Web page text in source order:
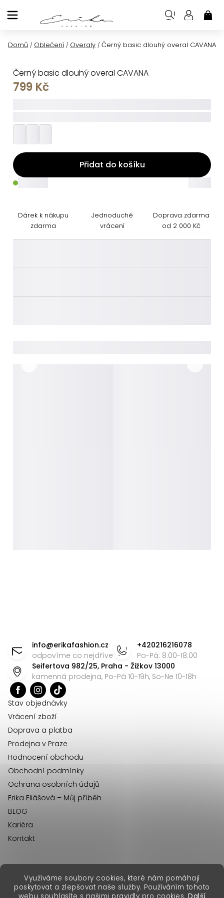
Využíváme soubory cookies, které nám pomáhají
poskytovat a zlepšovat naše služby. Používáním tohoto
na
Domů / Oblečení / Overaly / Černý basic dlouhý overal CAVANA
Černý basic dlouhý overal CAVANA
799 Kč
Přidat do košíku
Dárek k nákupu
zdarma
Jednoduché
vrácení
Doprava zdarma
od 2 000 Kč
info@erikafashion.cz
odpovíme co nejdříve
+420216216078
Po-Pá: 8:00-18:00
Seifertova 982/25, Praha - Žižkov 13000
kamenná prodejna, Po-Pá 10-19h, So-Ne 10-18h
Stav objednávky
Vrácení zboží
Doprava a platba
Prodejna v Praze
Hodnocení obchodu
Obchodní podmínky
Ochrana osobních údajů
Erika Eliášová – Můj příběh
BLOG
Kariéra
Kontakt
Copyright 2026Erika Fashion. Všechna práva vyhrazena.
erikafashion.sk